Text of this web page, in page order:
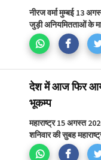
नीरज वर्मा मुम्बई 13
जुड़ी अनियमितताओं के
देश में आज फिर
भूकम्प
महाराष्ट्र 15 अगस्त
शनिवार की सुबह